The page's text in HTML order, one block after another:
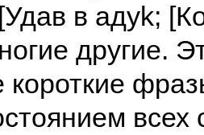
в адуk;
другие.
короткие
всех